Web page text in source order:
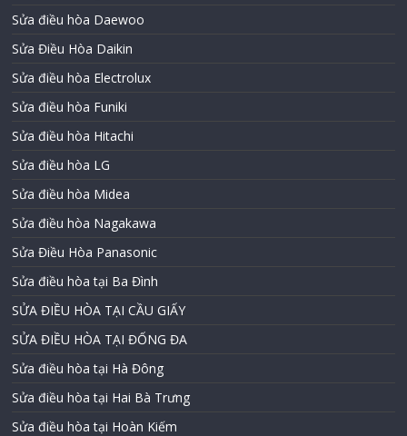
Sửa điều hòa Daewoo
Sửa Điều Hòa Daikin
Sửa điều hòa Electrolux
Sửa điều hòa Funiki
Sửa điều hòa Hitachi
Sửa điều hòa LG
Sửa điều hòa Midea
Sửa điều hòa Nagakawa
Sửa Điều Hòa Panasonic
Sửa điều hòa tại Ba Đình
SỬA ĐIỀU HÒA TẠI CẦU GIẤY
SỬA ĐIỀU HÒA TẠI ĐỐNG ĐA
Sửa điều hòa tại Hà Đông
Sửa điều hòa tại Hai Bà Trưng
Sửa điều hòa tại Hoàn Kiếm